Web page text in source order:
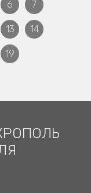
6 7
13 14
19